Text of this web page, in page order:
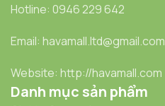
Hotline: 0946 229 642
Email: havamall.ltd@gmail.com
Website: http://havamall.com
Danh mục sản phẩm